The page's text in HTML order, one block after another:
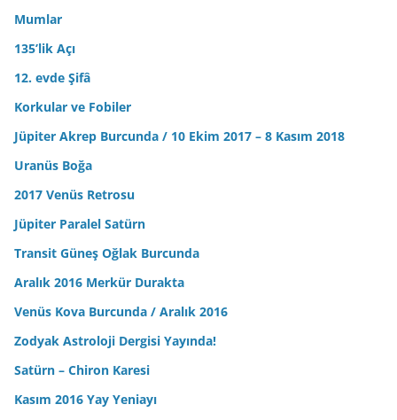
Mumlar
135’lik Açı
12. evde Şifâ
Korkular ve Fobiler
Jüpiter Akrep Burcunda / 10 Ekim 2017 – 8 Kasım 2018
Uranüs Boğa
2017 Venüs Retrosu
Jüpiter Paralel Satürn
Transit Güneş Oğlak Burcunda
Aralık 2016 Merkür Durakta
Venüs Kova Burcunda / Aralık 2016
Zodyak Astroloji Dergisi Yayında!
Satürn – Chiron Karesi
Kasım 2016 Yay Yeniayı